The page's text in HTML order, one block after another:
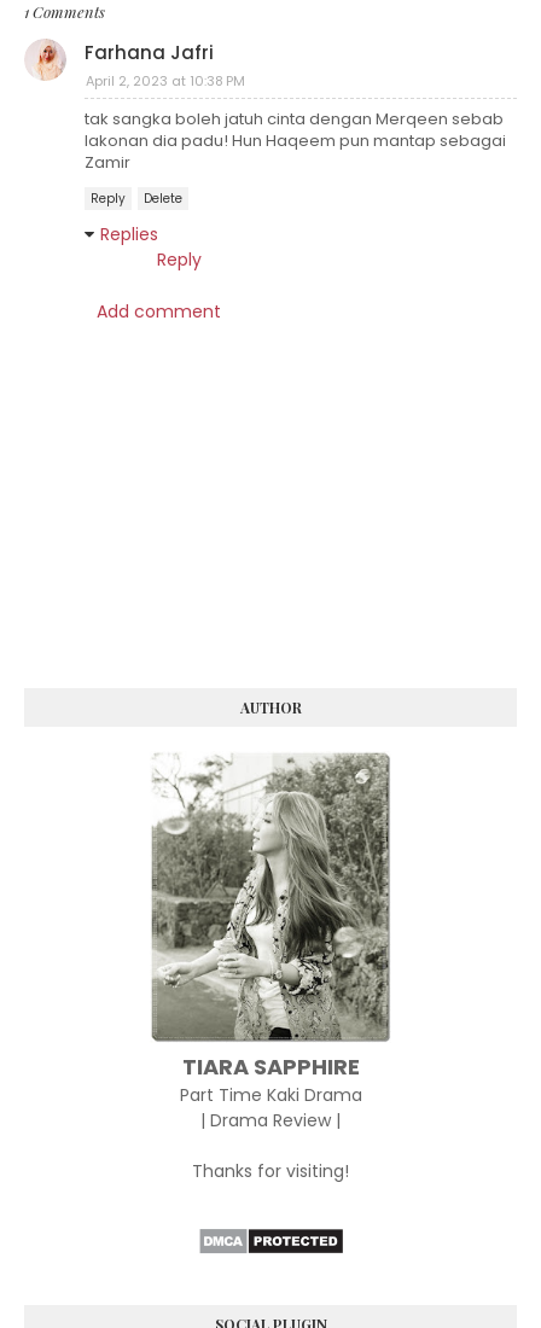
1 Comments
Farhana Jafri
April 2, 2023 at 10:38 PM
tak sangka boleh jatuh cinta dengan Merqeen sebab
lakonan dia padu! Hun Haqeem pun mantap sebagai
Zamir
Reply Delete
Replies
Reply
Add comment
AUTHOR
TIARA SAPPHIRE
Part Time Kaki Drama
| Drama Review |
Thanks for visiting!